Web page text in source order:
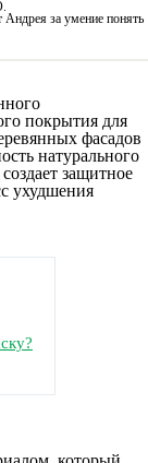
Андрея за умение понять
покрытия для
фасадов
натурального
защитное
ухудшения